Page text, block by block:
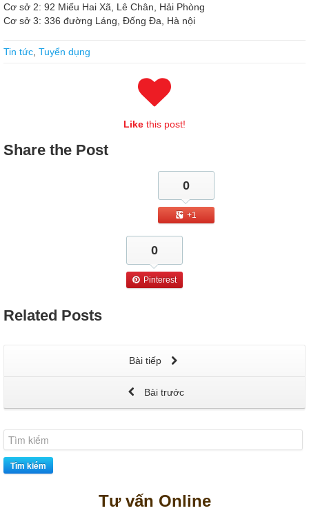
Cơ sở 2: 92 Miếu Hai Xã, Lê Chân, Hải Phòng
Cơ sở 3: 336 đường Láng, Đống Đa, Hà nội
Tin tức, Tuyển dụng
Like this post!
Share the Post
0
+1
0
Pinterest
Related Posts
Bài tiếp
Bài trước
Tìm kiếm
Tư vấn Online